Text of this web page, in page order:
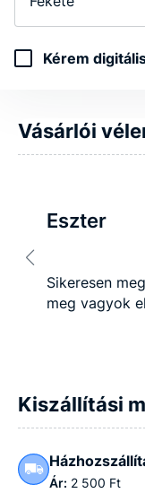
Kérem
Vásárlói
Eszter
Sikeresen
meg vagyok
Kiszállítási
Ár: 2 500 Ft